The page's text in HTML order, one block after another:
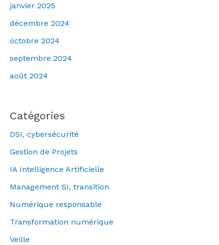
janvier 2025
décembre 2024
octobre 2024
septembre 2024
août 2024
Catégories
DSI, cybersécurité
Gestion de Projets
IA Intelligence Artificielle
Management SI, transition
Numérique responsable
Transformation numérique
Veille